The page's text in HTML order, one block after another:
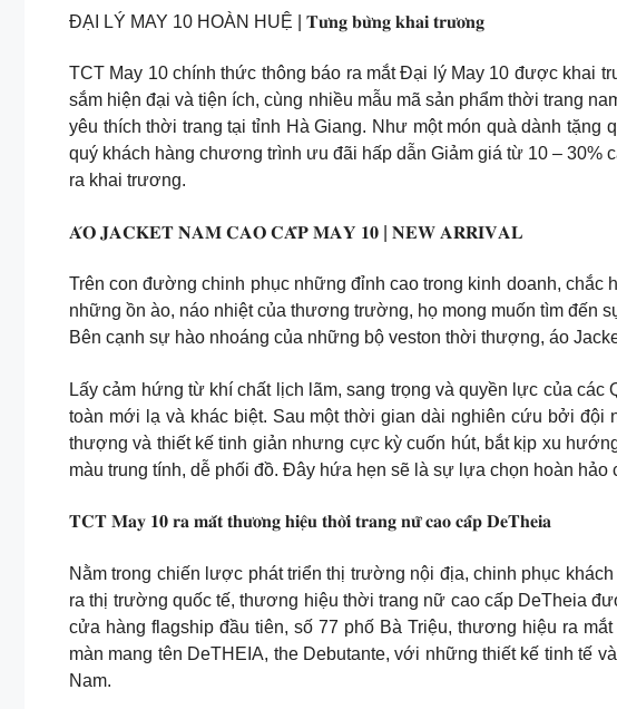
ĐẠI LÝ MAY 10 HOÀN HUỆ | 𝐓𝐮̛𝐧𝐠 𝐛𝐮̛̀𝐧𝐠 𝐤𝐡𝐚𝐢 𝐭𝐫𝐮̛𝐨̛𝐧𝐠
TCT May 10 chính thức thông báo ra mắt Đại lý May 10 được khai
sắm hiện đại và tiện ích, cùng nhiều mẫu mã sản phẩm thời trang
yêu thích thời trang tại tỉnh Hà Giang. Như một món quà dành tặng
quý khách hàng chương trình ưu đãi hấp dẫn Giảm giá từ 10 – 30%
ra khai trương.
𝐀́𝐎 𝐉𝐀𝐂𝐊𝐄𝐓 𝐍𝐀𝐌 𝐂𝐀𝐎 𝐂𝐀̂́𝐏 𝐌𝐀𝐘 𝟏𝟎 | 𝐍𝐄𝐖 𝐀𝐑𝐑𝐈𝐕𝐀𝐋
Trên con đường chinh phục những đỉnh cao trong kinh doanh,
những ồn ào, náo nhiệt của thương trường, họ mong muốn tìm đến
Bên cạnh sự hào nhoáng của những bộ veston thời thượng, áo
Lấy cảm hứng từ khí chất lịch lãm, sang trọng và quyền lực của
toàn mới lạ và khác biệt. Sau một thời gian dài nghiên cứu bởi đội
thượng và thiết kế tinh giản nhưng cực kỳ cuốn hút, bắt kịp xu
màu trung tính, dễ phối đồ. Đây hứa hẹn sẽ là sự lựa chọn hoàn
𝐓𝐂𝐓 𝐌𝐚𝐲 𝟏𝟎 𝐫𝐚 𝐦𝐚̆́𝐭 𝐭𝐡𝐮̛𝐨̛𝐧𝐠 𝐡𝐢𝐞̣̂𝐮 𝐭𝐡𝐨̛̀𝐢 𝐭𝐫𝐚𝐧𝐠 𝐧𝐮̛̃ 𝐜𝐚𝐨 𝐜𝐚̂́𝐩 𝐃𝐞𝐓𝐡𝐞𝐢𝐚
Nằm trong chiến lược phát triển thị trường nội địa, chinh phục
ra thị trường quốc tế, thương hiệu thời trang nữ cao cấp DeTheia
cửa hàng flagship đầu tiên, số 77 phố Bà Triệu, thương hiệu ra
màn mang tên DeTHEIA, the Debutante, với những thiết kế tinh tế
Nam.